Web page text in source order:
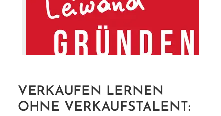
VERKAUFEN LERNEN
OHNE VERKAUFSTALENT: